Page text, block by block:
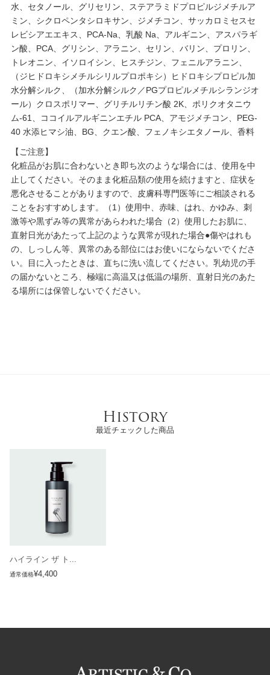
水、セタノール、グリセリン、ステアラミドプロピルジメチルア
ミン、シクロペンタシロキサン、ジメチコン、サッカロミセスセ
レビシアエエキス、PCA-Na、乳酸 Na、アルギニン、アスパラギ
ン酸、PCA、グリシン、アラニン、セリン、バリン、プロリン、
トレオニン、イソロイシン、ヒスチジン、フェニルアラニン、
（ジヒドロキシメチルシリルプロポキシ）ヒドロキシプロピル加
水分解シルク、（加水分解シルク／PGプロピルメチルシランジオ
ール）クロスポリマー、グリチルリチン酸 2K、ポリクオタニウ
ム-61、ココイルアルギニンエチル PCA、アモジメチコン、PEG-
40 水添ヒマシ油、BG、クエン酸、フェノキシエタノール、香料
【ご注意】
化粧品がお肌に合わないとき即ち次のような場合には、使用を中
止してください。そのまま化粧品類の使用を続けますと、症状を
悪化させることがありますので、皮膚科専門医等にご相談される
ことをおすすめします。（1）使用中、赤味、はれ、かゆみ、刺
激等や黒ずみ等の異常があらわれた場合（2）使用したお肌に、
直射日光があたって上記のような異常が現れた場合●傷やはれも
の、しっしん等、異常のある部位にはお使いにならないでくださ
い。目に入ったときは、直ちに洗い流してください。乳幼児の手
の届かないところ、極端に高温又は低温の場所、直射日光のあた
る場所には保管しないでください。
History
最近チェックした商品
ハイライン ザ ト...
通常価格¥4,400